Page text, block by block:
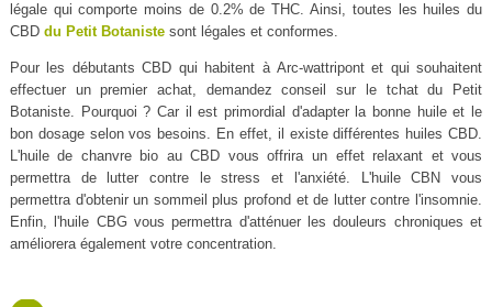
légale qui comporte moins de 0.2% de THC. Ainsi, toutes les huiles du
CBD du Petit Botanistesont légales et conformes.
Pour les débutants CBD qui habitent à Arc-wattripont et qui souhaitent
effectuer un premier achat, demandez conseil sur le tchat du Petit
Botaniste. Pourquoi ? Car il est primordial d'adapter la bonne huile et le
bon dosage selon vos besoins. En effet, il existe différentes huiles CBD.
L'huile de chanvre bio au CBD vous offrira un effet relaxant et vous
permettra de lutter contre le stress et l'anxiété. L'huile CBN vous
permettra d'obtenir un sommeil plus profond et de lutter contre l'insomnie.
Enfin, l'huile CBG vous permettra d'atténuer les douleurs chroniques et
améliorera également votre concentration.